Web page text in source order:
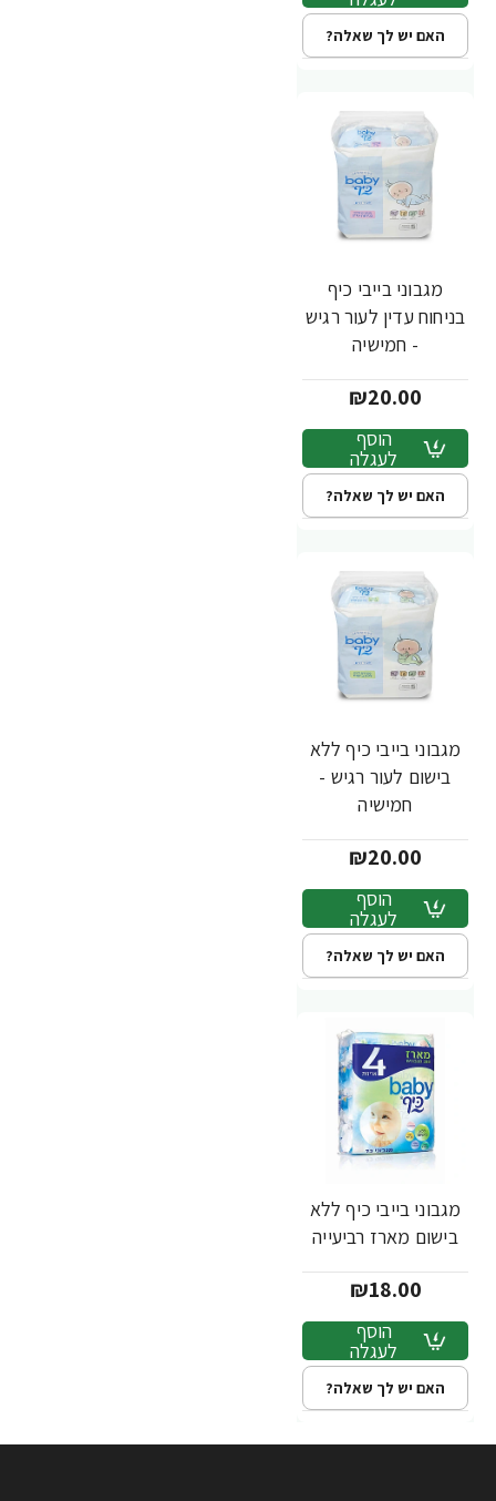
האם יש לך שאלה?
מגבוני בייבי כיף
בניחוח עדין לעור רגיש
- חמישיה
₪20.00
הוסף
לעגלה
האם יש לך שאלה?
מגבוני בייבי כיף ללא
בישום לעור רגיש -
חמישיה
₪20.00
הוסף
לעגלה
האם יש לך שאלה?
מגבוני בייבי כיף ללא
בישום מארז רביעייה
₪18.00
הוסף
לעגלה
האם יש לך שאלה?